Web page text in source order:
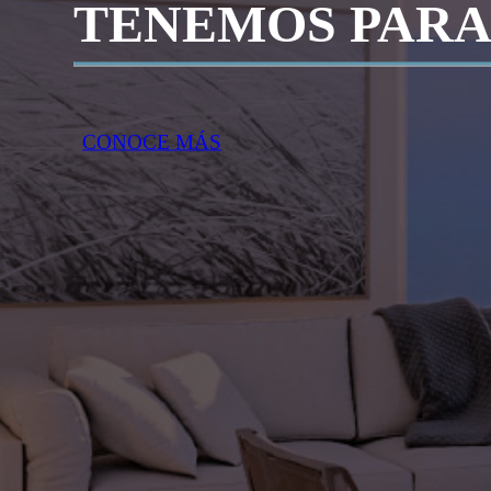
TENEMOS
CONOCE MÁS